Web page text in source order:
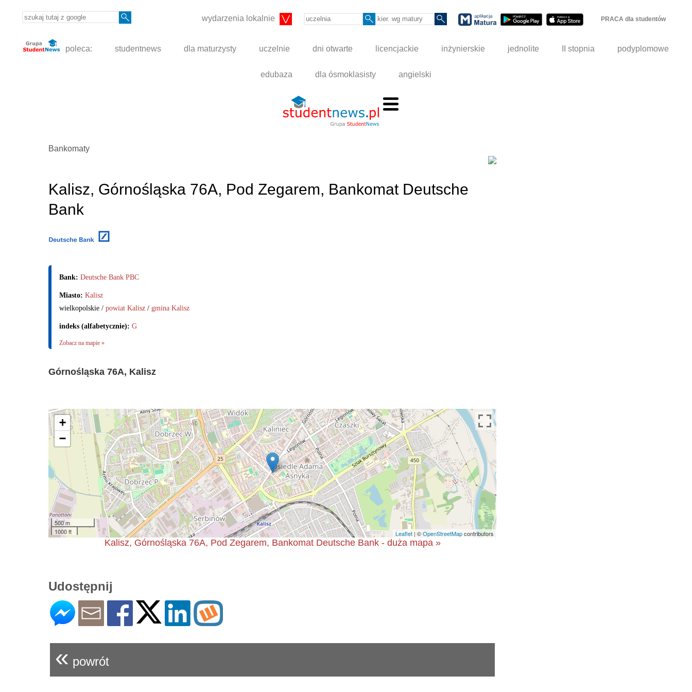
wydarzenia lokalnie PRACA dla studentów
poleca: studentnews dla maturzysty uczelnie dni otwarte licencjackie inżynierskie jednolite II stopnia podyplomowe
edubaza dla ósmoklasisty angielski
Bankomaty
Kalisz, Górnośląska 76A, Pod Zegarem, Bankomat Deutsche
Bank
Bank: Deutsche Bank PBC
Miasto: Kalisz
wielkopolskie / powiat Kalisz / gmina Kalisz
indeks (alfabetycznie): G
Zobacz na mapie »
Górnośląska 76A, Kalisz
+
−
500 m
1000 ft
Leaflet| ©OpenStreetMapcontributors
Kalisz, Górnośląska 76A, Pod Zegarem, Bankomat Deutsche Bank - duża mapa »
Udostępnij
« powrót